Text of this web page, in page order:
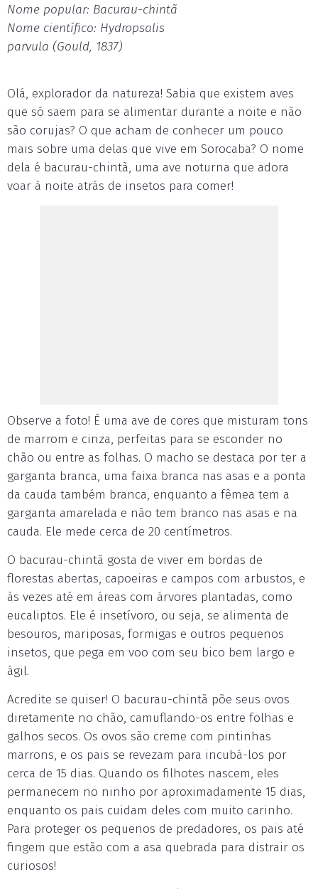
Nome popular: Bacurau-chintã
Nome científico: Hydropsalis
parvula (Gould, 1837)
Olá, explorador da natureza! Sabia que existem aves
que só saem para se alimentar durante a noite e não
são corujas? O que acham de conhecer um pouco
mais sobre uma delas que vive em Sorocaba? O nome
dela é bacurau-chintã, uma ave noturna que adora
voar à noite atrás de insetos para comer!
Observe a foto! É uma ave de cores que misturam tons
de marrom e cinza, perfeitas para se esconder no
chão ou entre as folhas. O macho se destaca por ter a
garganta branca, uma faixa branca nas asas e a ponta
da cauda também branca, enquanto a fêmea tem a
garganta amarelada e não tem branco nas asas e na
cauda. Ele mede cerca de 20 centímetros.
O bacurau-chintã gosta de viver em bordas de
florestas abertas, capoeiras e campos com arbustos, e
às vezes até em áreas com árvores plantadas, como
eucaliptos. Ele é insetívoro, ou seja, se alimenta de
besouros, mariposas, formigas e outros pequenos
insetos, que pega em voo com seu bico bem largo e
ágil.
Acredite se quiser! O bacurau-chintã põe seus ovos
diretamente no chão, camuflando-os entre folhas e
galhos secos. Os ovos são creme com pintinhas
marrons, e os pais se revezam para incubá-los por
cerca de 15 dias. Quando os filhotes nascem, eles
permanecem no ninho por aproximadamente 15 dias,
enquanto os pais cuidam deles com muito carinho.
Para proteger os pequenos de predadores, os pais até
fingem que estão com a asa quebrada para distrair os
curiosos!